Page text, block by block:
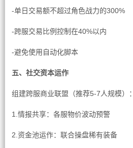
-单日交易额不超过角色战力的300%
-跨服交易比例控制在40%以内
-避免使用自动化脚本
五、社交资本运作
组建跨服商业联盟（推荐5-7人规模）：
1.情报共享：各服物价波动预警
2.资金池运作：联合操盘稀有装备